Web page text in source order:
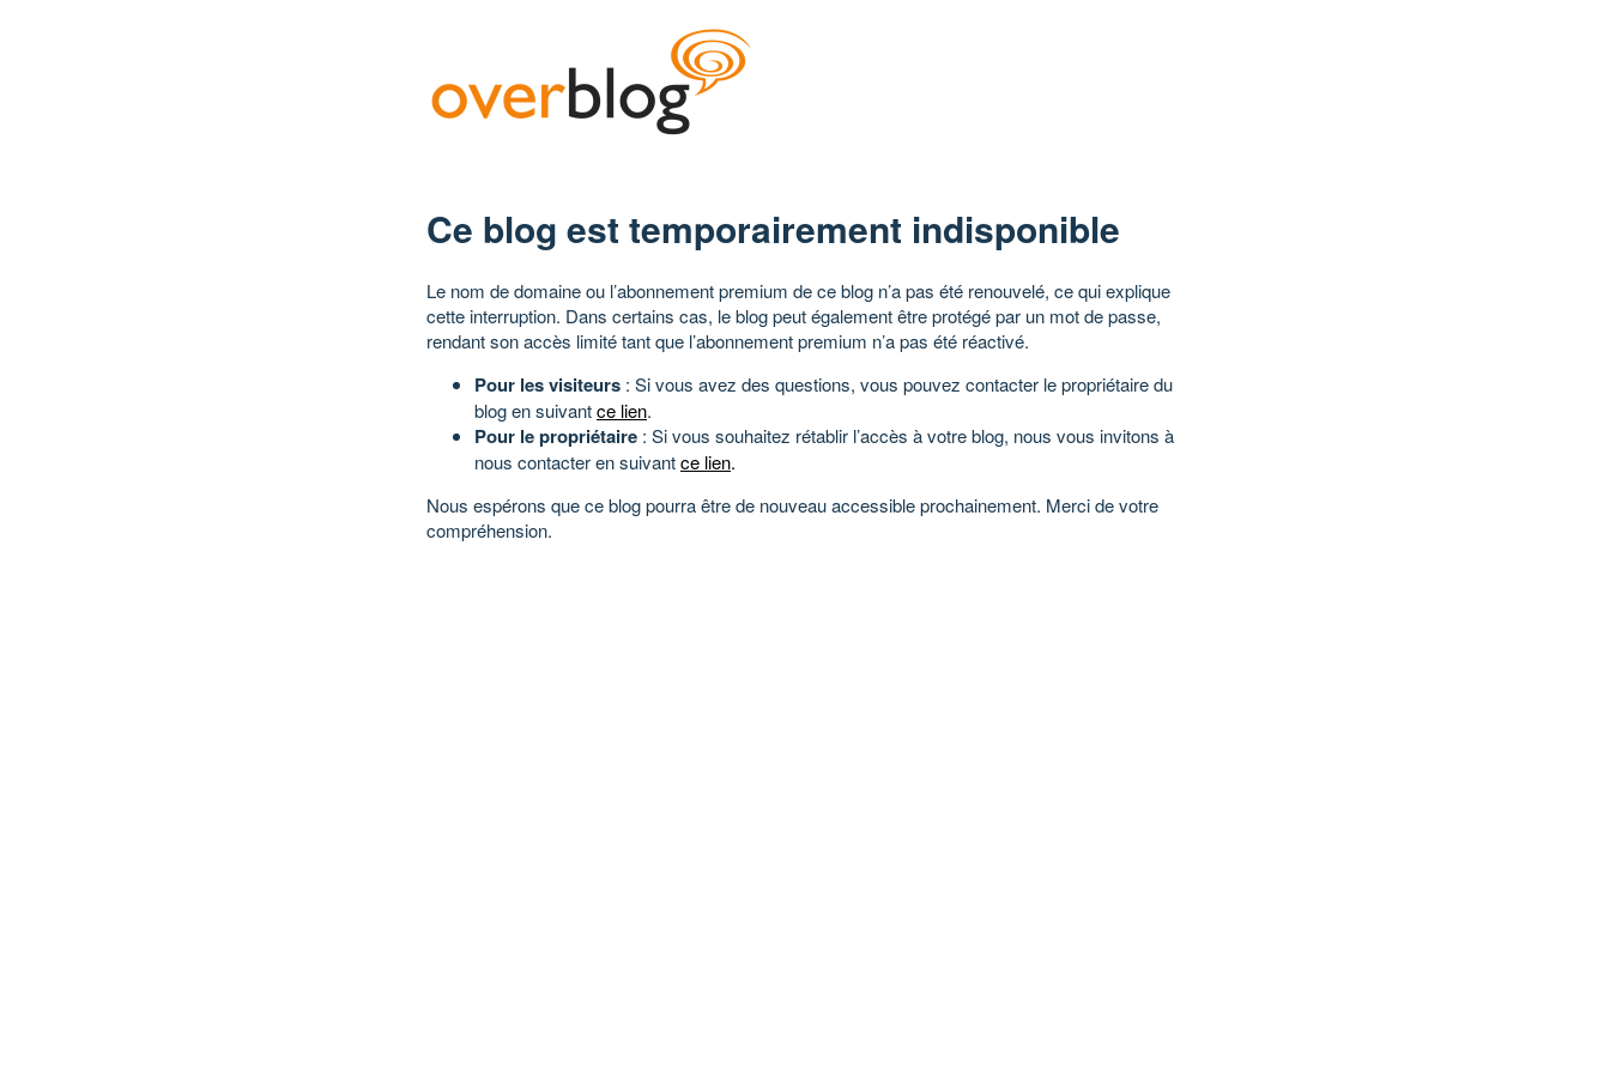
Ce blog est temporairement indisponible
Le nom de domaine ou l’abonnement premium de ce blog n’a pas été renouvelé, ce qui explique
cette interruption. Dans certains cas, le blog peut également être protégé par un mot de passe,
rendant son accès limité tant que l’abonnement premium n’a pas été réactivé.
Pour les visiteurs : Si vous avez des questions, vous pouvez contacter le propriétaire du
blog en suivantce lien.
Pour le propriétaire : Si vous souhaitez rétablir l’accès à votre blog, nous vous invitons à
nous contacter en suivantce lien.
Nous espérons que ce blog pourra être de nouveau accessible prochainement. Merci de votre
compréhension.